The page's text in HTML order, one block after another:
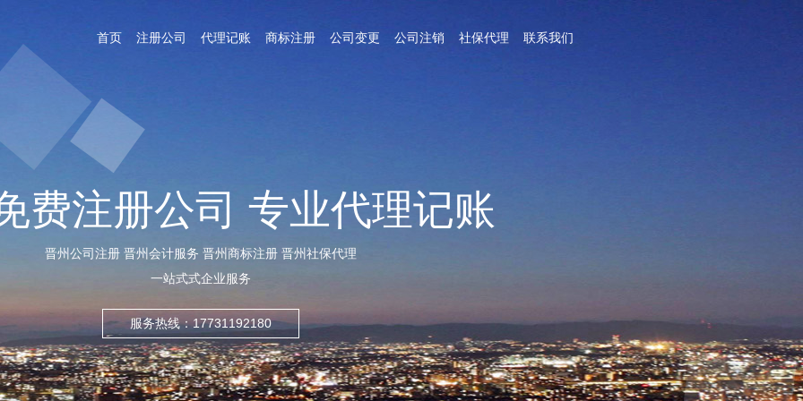
首页 注册公司 代理记账 商标注册 公司变更 公司注销 社保代理 联系我们
费注册公司 专业代理记账
晋州公司注册 晋州会计服务 晋州商标注册 晋州社保代理
一站式式企业服务
服务热线：17731192180